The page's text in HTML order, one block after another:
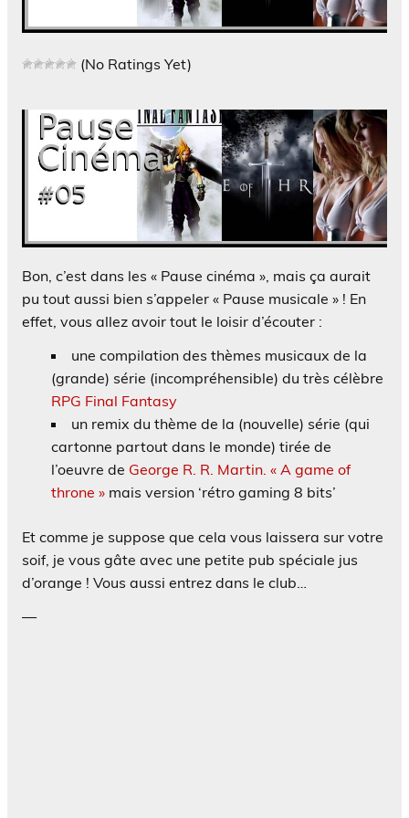
(No Ratings Yet)
Bon, c’est dans les « Pause cinéma », mais ça aurait
pu tout aussi bien s’appeler « Pause musicale » ! En
effet, vous allez avoir tout le loisir d’écouter :
une compilation des thèmes musicaux de la
(grande) série (incompréhensible) du très célèbre
RPG Final Fantasy
un remix du thème de la (nouvelle) série (qui
cartonne partout dans le monde) tirée de
l’oeuvre de George R. R. Martin. « A game of
throne » mais version ‘rétro gaming 8 bits’
Et comme je suppose que cela vous laissera sur votre
soif, je vous gâte avec une petite pub spéciale jus
d’orange ! Vous aussi entrez dans le club…
—